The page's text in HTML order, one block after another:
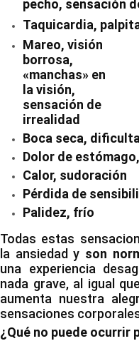
pecho, sensación
Taquicardia,
Mareo, visión
borrosa,
«manchas» en
la visión,
sensación de
irrealidad
Boca seca,
Dolor de
Calor, sudoración
Pérdida de
Palidez, frío
Todas estas
la ansiedad y son
una experiencia
nada grave, al igual
aumenta nuestra
sensaciones
¿Qué no puede ocurrir